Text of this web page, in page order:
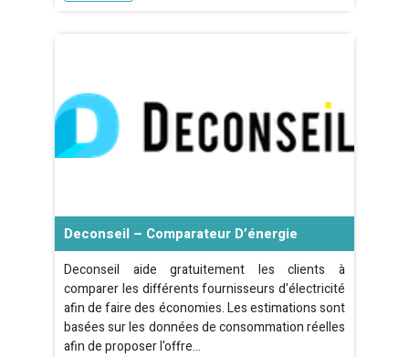
Deconseil – Comparateur D’énergie
Deconseil aide gratuitement les clients à
comparer les différents fournisseurs d'électricité
afin de faire des économies. Les estimations sont
basées sur les données de consommation réelles
afin de proposer l'offre…